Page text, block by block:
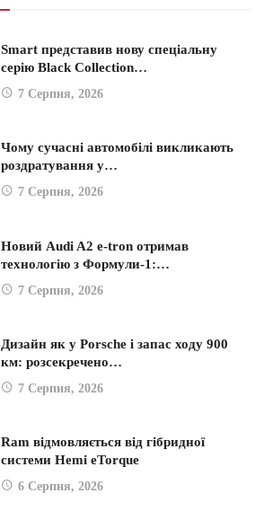
Smart представив нову спеціальну
серію Black Collection…
7 Серпня, 2026
Чому сучасні автомобілі викликають
роздратування у…
7 Серпня, 2026
Новий Audi A2 e-tron отримав
технологію з Формули-1:…
7 Серпня, 2026
Дизайн як у Porsche і запас ходу 900
км: розсекречено…
7 Серпня, 2026
Ram відмовляється від гібридної
системи Hemi eTorque
6 Серпня, 2026